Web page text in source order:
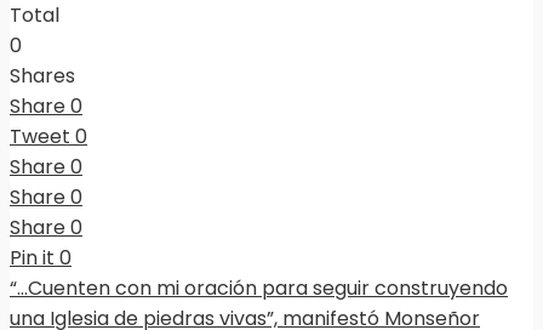
Total
0
Shares
Share0
Tweet 0
Share0
Share0
Share0
Pin it 0
“…Cuenten con mi oración para seguir construyendo
una Iglesia de piedras vivas”, manifestó Monseñor